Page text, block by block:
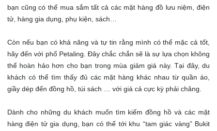
bạn cũng có thể mua sắm tất cả các mặt hàng đồ lưu niệm, điện
tử, hàng gia dụng, phụ kiện, sách…
Còn nếu bạn có khả năng và tự tin rằng mình có thể mặc cả tốt,
hãy đến với phố Petaling. Đây chắc chắn sẽ là sự lựa chọn không
thể hoàn hảo hơn cho bạn trong mùa giảm giá này. Tại đây, du
khách có thể tìm thấy đủ các mặt hàng khác nhau từ quần áo,
giầy dép đến đồng hồ, túi sách … với giá cả cực kỳ phải chăng.
Dành cho những du khách muốn tìm kiếm đồng hồ và các mặt
hàng điện tử gia dụng, bạn có thể tới khu “tam giác vàng” Bukit